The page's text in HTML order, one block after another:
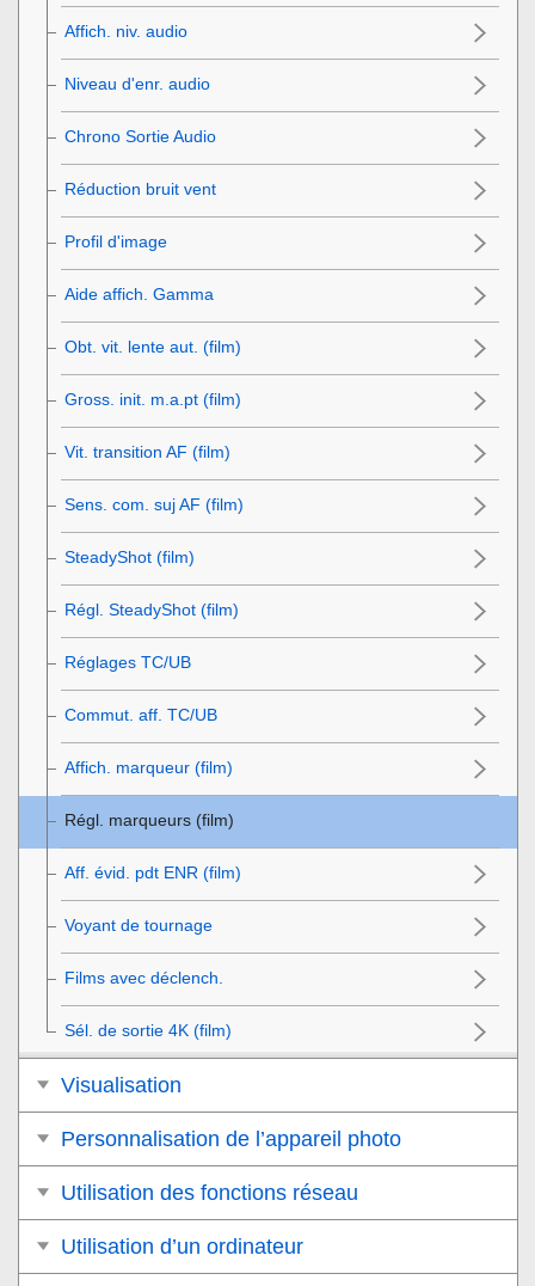
Affich. niv. audio
Niveau d'enr. audio
Chrono Sortie Audio
Réduction bruit vent
Profil d'image
Aide affich. Gamma
Obt. vit. lente aut. (film)
Gross. init. m.a.pt (film)
Vit. transition AF (film)
Sens. com. suj AF (film)
SteadyShot (film)
Régl. SteadyShot (film)
Réglages TC/UB
Commut. aff. TC/UB
Affich. marqueur (film)
Régl. marqueurs (film)
Aff. évid. pdt ENR (film)
Voyant de tournage
Films avec déclench.
Sél. de sortie 4K (film)
Visualisation
Personnalisation de l’appareil photo
Utilisation des fonctions réseau
Utilisation d’un ordinateur